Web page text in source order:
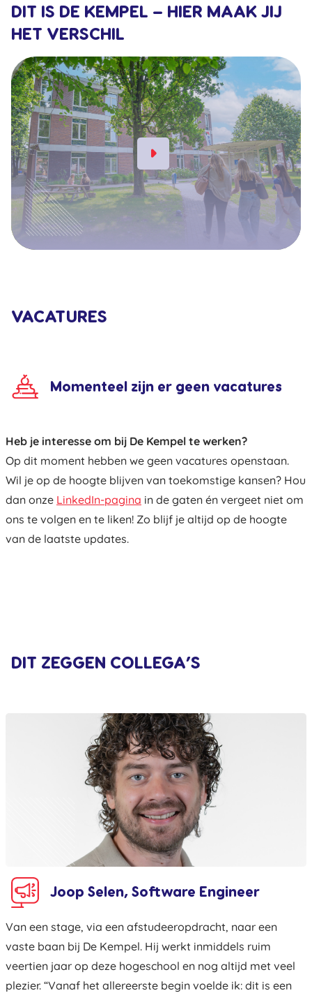
DIT IS DE KEMPEL – HIER MAAK JIJ
HET VERSCHIL
VACATURES
Momenteel zijn er geen vacatures
Heb je interesse om bij De Kempel te werken?
Op dit moment hebben we geen vacatures openstaan.
Wil je op de hoogte blijven van toekomstige kansen? Hou
dan onze LinkedIn-pagina in de gaten én vergeet niet om
ons te volgen en te liken! Zo blijf je altijd op de hoogte
van de laatste updates.
DIT ZEGGEN COLLEGA’S
Joop Selen, Software Engineer
Van een stage, via een afstudeeropdracht, naar een
vaste baan bij De Kempel. Hij werkt inmiddels ruim
veertien jaar op deze hogeschool en nog altijd met veel
plezier. “Vanaf het allereerste begin voelde ik: dit is een